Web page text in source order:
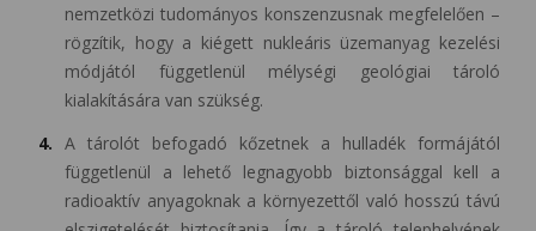
nemzetközi tudományos konszenzusnak megfelelően –
rögzítik, hogy a kiégett nukleáris üzemanyag kezelési
módjától függetlenül mélységi geológiai tároló
kialakítására van szükség.
A tárolót befogadó kőzetnek a hulladék formájától
függetlenül a lehető legnagyobb biztonsággal kell a
radioaktív anyagoknak a környezettől való hosszú távú